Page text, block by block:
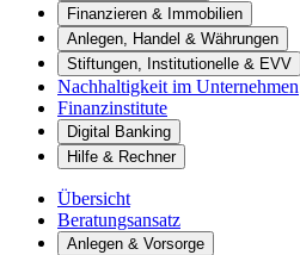
Finanzieren & Immobilien
Anlegen, Handel & Währungen
Stiftungen, Institutionelle & EVV
Nachhaltigkeit im Unternehmen
Finanzinstitute
Digital Banking
Hilfe & Rechner
Übersicht
Beratungsansatz
Anlegen & Vorsorge